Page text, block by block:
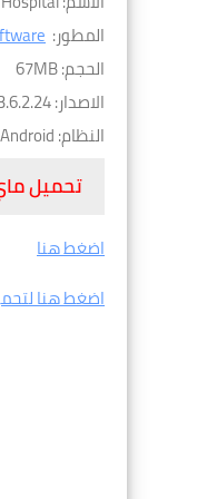
المطور:
الحجم: 67MB
الاصدار: 3.6.2.24
النظام: Android
تحميل
اضغط هنا
اضغط هنا